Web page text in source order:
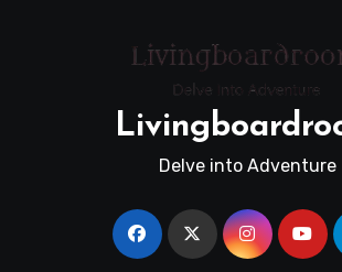
Delve into Adventure